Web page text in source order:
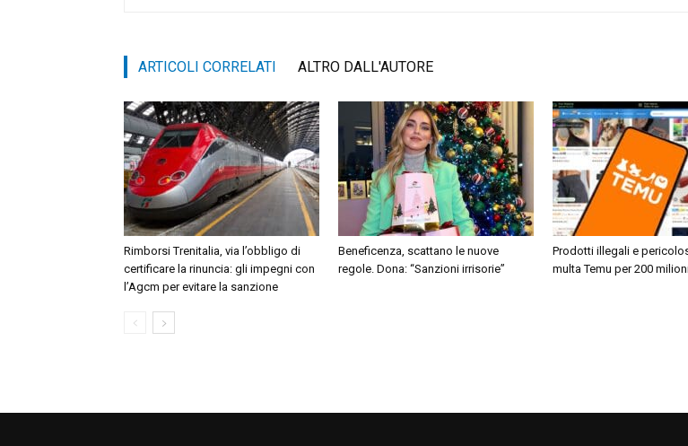
ARTICOLI CORRELATI ALTRO DALL'AUTORE
Rimborsi Trenitalia, via l’obbligo di
certificare la rinuncia: gli impegni con
l’Agcm per evitare la sanzione
Beneficenza, scattano le nuove
regole. Dona: “Sanzioni irrisorie”
Prodotti illegali e
multa Temu per 200